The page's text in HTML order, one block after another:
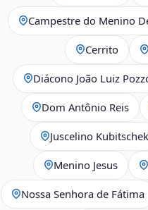
Campestre do Menino
Cerrito
Diácono João Luiz
Dom Antônio Reis
Juscelino Kubitschek
Menino Jesus
Nossa Senhora de Fátima